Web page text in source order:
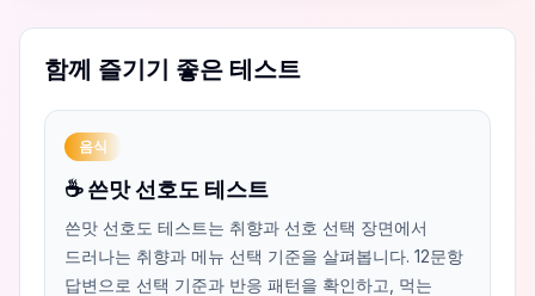
함께 즐기기 좋은 테스트
음식
☕ 쓴맛 선호도 테스트
쓴맛 선호도 테스트는 취향과 선호 선택 장면에서
드러나는 취향과 메뉴 선택 기준을 살펴봅니다. 12문항
답변으로 선택 기준과 반응 패턴을 확인하고, 먹는